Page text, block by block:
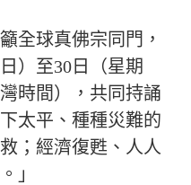
全球真佛宗同門，
）至30日（星期
時間），共同持誦
太平、種種災難的
；經濟復甦、人人
」